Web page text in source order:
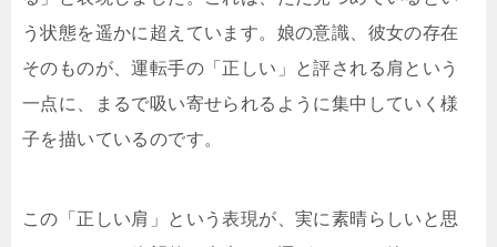
う状態を遥かに超えています。娘の意識、彼女の存在
そのものが、運転手の「正しい」と評される肩という
一点に、まるで吸い寄せられるように集中していく様
子を描いているのです。
この「正しい肩」という表現が、実に素晴らしいと思